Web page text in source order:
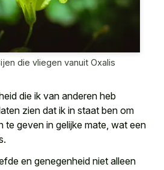
die vliegen vanuit Oxalis
die ik van anderen heb
zien dat ik in staat ben om
te geven in gelijke mate, wat een
en genegenheid niet alleen